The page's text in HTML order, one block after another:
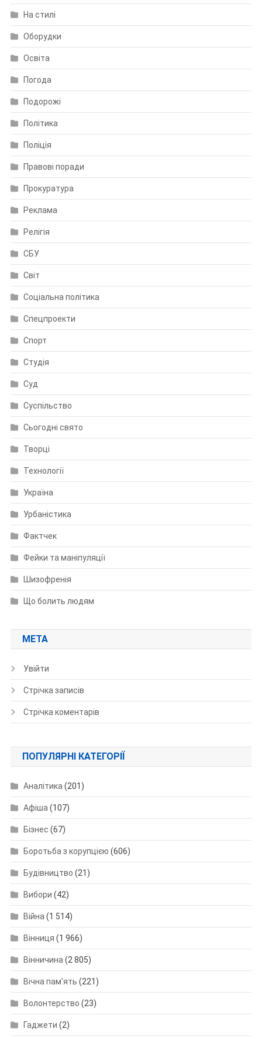
На стилі
Оборудки
Освіта
Погода
Подорожі
Політика
Поліція
Правові поради
Прокуратура
Реклама
Релігія
СБУ
Світ
Соціальна політика
Спецпроекти
Спорт
Студія
Суд
Суспільство
Сьогодні свято
Творці
Технології
Україна
Урбаністика
Фактчек
Фейки та маніпуляції
Шизофренія
Що болить людям
МЕТА
Увійти
Стрічка записів
Стрічка коментарів
ПОПУЛЯРНІ КАТЕГОРІЇ
Аналітика (201)
Афіша (107)
Бізнес (67)
Боротьба з корупцією (606)
Будівництво (21)
Вибори (42)
Війна (1 514)
Вінниця (1 966)
Вінничина (2 805)
Вічна пам'ять (221)
Волонтерство (23)
Гаджети (2)